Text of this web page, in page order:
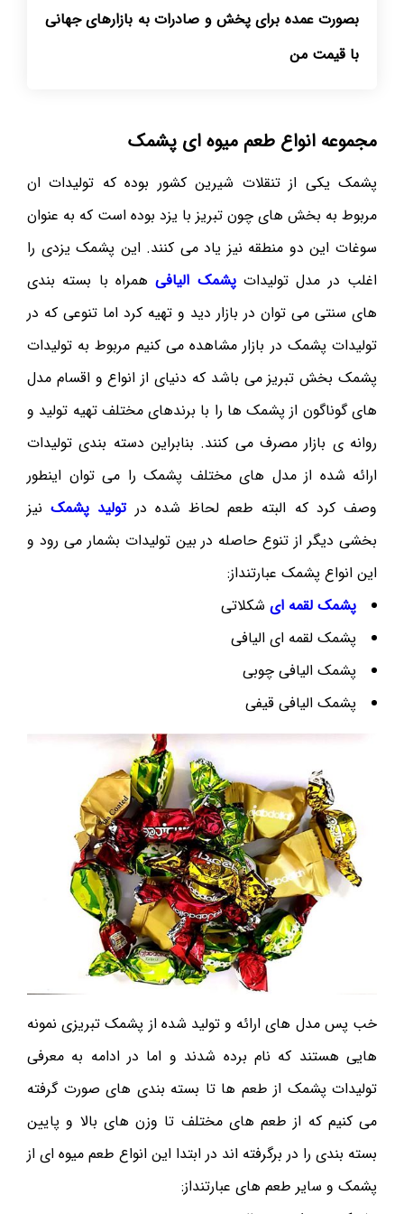
بصورت عمده برای پخش و صادرات به بازارهای جهانی
با قیمت مناسب به فر
مجموعه انواع طعم میوه ای پشمک
پشمک یکی از تنقلات شیرین کشور بوده که تولیدات ان
مربوط به بخش های چون تبریز با یزد بوده است که به عنوان
سوغات این دو منطقه نیز یاد می کنند. این پشمک یزدی را
اغلب در مدل تولیداتپشمک الیافیهمراه با بسته بندی
های سنتی می توان در بازار دید و تهیه کرد اما تنوعی که در
تولیدات پشمک در بازار مشاهده می کنیم مربوط به تولیدات
پشمک بخش تبریز می باشد که دنیای از انواع و اقسام مدل
های گوناگون از پشمک ها را با برندهای مختلف تهیه تولید و
روانه ی بازار مصرف می کنند. بنابراین دسته بندی تولیدات
ارائه شده از مدل های مختلف پشمک را می توان اینطور
وصف کرد که البته طعم لحاظ شده درتولید پشمکنیز
بخشی دیگر از تنوع حاصله در بین تولیدات بشمار می رود و
این انواع پشمک عبارتنداز:
پشمک لقمه ای شکلاتی
پشمک لقمه ای الیافی
پشمک الیافی چوبی
پشمک الیافی قیفی
خب پس مدل های ارائه و تولید شده از پشمک تبریزی نمونه
هایی هستند که نام برده شدند و اما در ادامه به معرفی
تولیدات پشمک از طعم ها تا بسته بندی های صورت گرفته
می کنیم که از طعم های مختلف تا وزن های بالا و پایین
بسته بندی را در برگرفته اند در ابتدا این انواع طعم میوه ای از
پشمک و سایر طعم های عبارتنداز: